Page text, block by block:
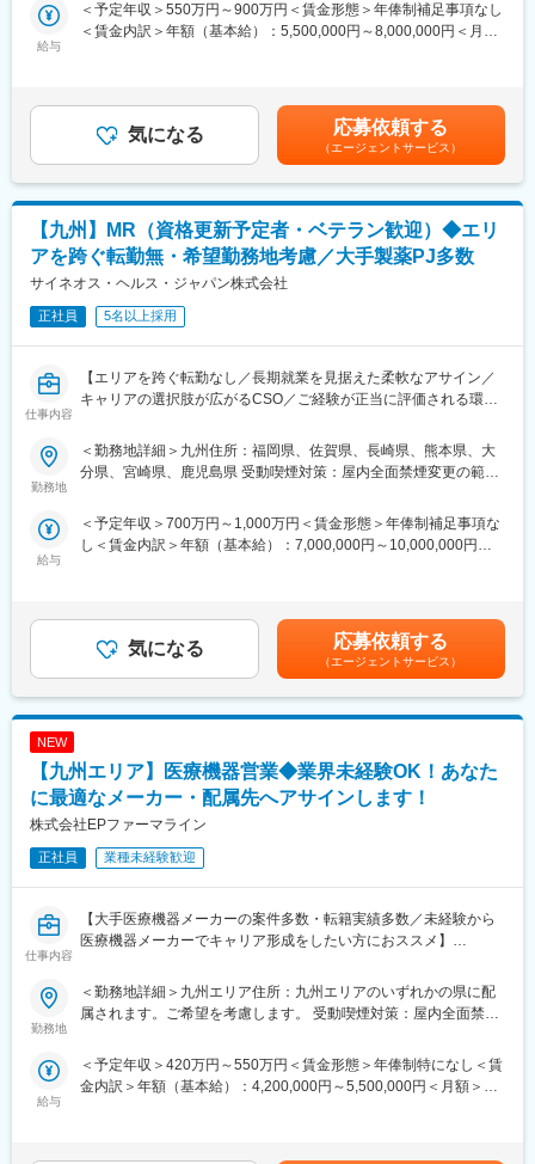
してのスキルのみならず、データ分析、マーケティングなど多角
的にヘルスケアのプロフェッショナル人材を育成する研修制度を
【IQVIAサービシーズジャパンについて】
・世界100以上の国と地域／8万人の社員が、医薬品の臨床開発～
プロモーションに携わり、市場を流通するほぼすべての医薬品に
関与しています
・日本においても業界トップシェアを誇り、常時100以上のPJが
稼働しています
変更の範囲：会社の定める業務
～50代まで幅広く活躍しており、長期就業も叶う環境です。
医師、薬剤師に課題解決するための医薬品情報を提供、副作用情
報を収集を行っていただきます。
《具体的には...》
■新薬のプロモーション
■長期収載品の市場拡大
■ジェネリック医薬品のプロモーション
※プロジェクトの状況によっては、選考保留（ご紹介できるプロジ
ェクトが出るまで保留）となる場合もございますのであらかじめ
ご認識の程よろしくお願いします※
■エリアを跨ぐ転勤なし：
初任地希望だけでなく、エリアを跨いでの転勤はないため、転勤
て、アサインを検討します。
会、自身の強みを活かしたPJ相談などが可能です。定期的な面談
を通じて、その時々に応じたプロジェクトを提示するなどフレキ
■明確な評価制度：
自身の成果や頑張りが客観的に評価され、年収に反映されます。
また、在籍年数が増えると永年勤続報奨金や四半期一時金などの
手当もアップします。つまり、やりがいや努力がきちんと報われ
る報酬制度になっています。
【サポート体制】
配属後は担当マネージャーが丁寧に支援します。日々の仕事の悩
みや、キャリア形成の相談等、伴走者として活躍をサポートしま
す。また知識・スキルレベルを上げるために様々な研修をご用意
しています。
給与
＜予定年収＞550万円～900万円＜賃金形態＞年俸制補足事項なし
＜賃金内訳＞年額（基本給）：5,500,000円～8,000,000円＜月額
度支給）※ただし支給条件有。賃金はあくまでも目安の金額であ
り、選考を通じて上下する可能性があります。月給(月額)は固定手
当を含めた表記です。
気になる 応募依頼する
（エージェントサービス）
【九州】MR（資格更新予定者・ベテラン歓迎）◆エリ
アを跨ぐ転勤無・希望勤務地考慮／大手製薬PJ多数
サイネオス・ヘルス・ジャパン株式会社
正社員 5名以上採用
仕事内容
【エリアを跨ぐ転勤なし／長期就業を見据えた柔軟なアサイン／
キャリアの選択肢が広がるCSO／ご経験が正当に評価される環
【はじめに】
～50代まで幅広く活躍しており、長期就業も叶う環境です。
医師、薬剤師に課題解決するための医薬品情報を提供、副作用情
報を収集を行っていただきます。
《具体的には...》
■新薬のプロモーション
■ジェネリック医薬品のプロモーション
※プロジェクトの状況によっては、選考保留（ご紹介できるプロジ
ェクトが出るまで保留）となる場合もございますのであらかじめ
ご認識の程よろしくお願いします※
【魅力ポイント】
初任地希望だけでなく、エリアを跨いでの転勤はないため、転勤
負担が軽減できます。2ndプロジェクト以降も希望や適性に応じ
■キャリアの選択肢を広げる働き方：
スペシャリティ領域への挑戦、新薬PJなど市場価値を高める機
を通じて、その時々に応じたプロジェクトを提示するなどフレキ
シブルにキャリアが形成できます。その他、本社部門（マネージ
勤務地
＜勤務地詳細＞九州住所：福岡県、佐賀県、長崎県、熊本県、大
分県、宮崎県、鹿児島県 受動喫煙対策：屋内全面禁煙変更の範
給与
＜予定年収＞700万円～1,000万円＜賃金形態＞年俸制補足事項な
し＜賃金内訳＞年額（基本給）：7,000,000円～10,000,000円＜
年間最大40万円※ただし支給条件有。賃金はあくまでも目安の金
額であり、選考を通じて上下する可能性があります。月給(月額)は
固定手当を含めた表記です。
気になる 応募依頼する
（エージェントサービス）
NEW
【九州エリア】医療機器営業◆業界未経験OK！あなた
に最適なメーカー・配属先へアサインします！
株式会社EPファーマライン
正社員 業種未経験歓迎
仕事内容
【大手医療機器メーカーの案件多数・転籍実績多数／未経験から
医療機器メーカーでキャリア形成をしたい方におススメ】
■概要：
入社後は配属前研修を受けたのち、当社クライアントである医療
カテーテル、検査機器、電子カルテ、中には医療系Saas製品など
勤務地
＜勤務地詳細＞九州エリア住所：九州エリアのいずれかの県に配
属されます。ご希望を考慮します。 受動喫煙対策：屋内全面禁煙
給与
＜予定年収＞420万円～550万円＜賃金形態＞年俸制特になし＜賃
金内訳＞年額（基本給）：4,200,000円～5,500,000円＜月額＞